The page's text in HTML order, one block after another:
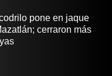
pone en jaque
cerraron más